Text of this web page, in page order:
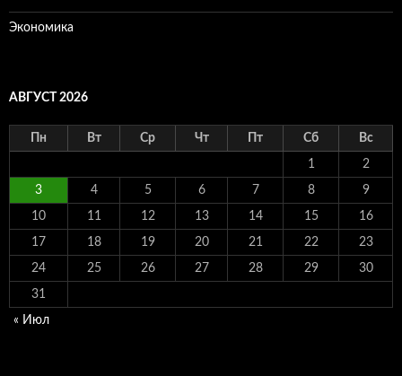
Экономика
АВГУСТ 2026
Пн Вт Ср Чт Пт Сб Вс
1 2
3 4 5 6 7 8 9
10 11 12 13 14 15 16
17 18 19 20 21 22 23
24 25 26 27 28 29 30
31
« Июл